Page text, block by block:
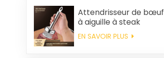
Attendrisseur de bœuf
à aiguille à steak
EN SAVOIR PLUS